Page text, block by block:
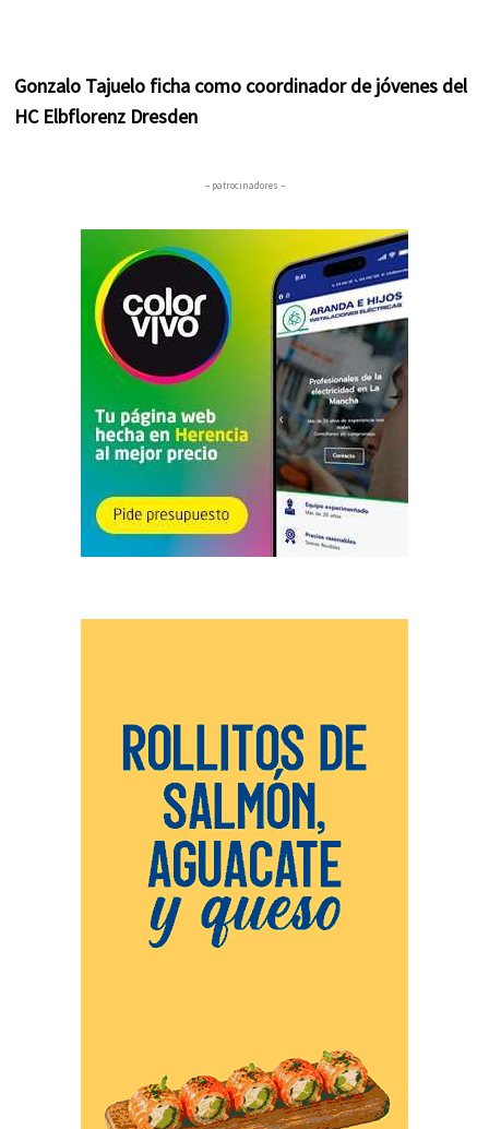
Gonzalo Tajuelo ficha como coordinador de jóvenes del
HC Elbflorenz Dresden
– patrocinadores –